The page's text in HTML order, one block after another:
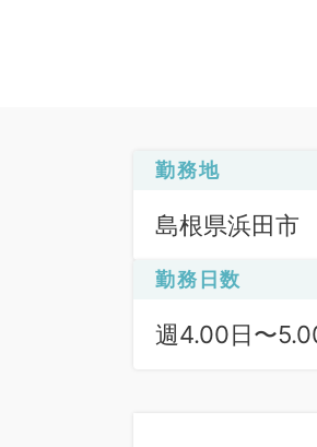
勤務地
島根県浜田市
勤務日数
週4.00日〜